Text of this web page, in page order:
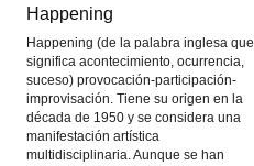
Happening
Happening (de la palabra inglesa que
significa acontecimiento, ocurrencia,
suceso) provocación-participación-
improvisación. Tiene su origen en la
década de 1950 y se considera una
manifestación artística
multidisciplinaria. Aunque se han
Happening